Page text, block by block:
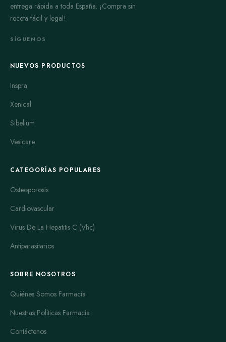
entrega rápida a toda España. ¡Compra sin
receta fácil y legal!
SÍGUENOS
NUEVOS PRODUCTOS
Inspra
Xenical
Sibelium
Vesicare
CATEGORÍAS POPULARES
Osteoporosis
Cardiovascular
Virus De La Hepatitis C (Vhc)
Antiparasitarios
SOBRE NOSOTROS
Quiénes Somos Farmacia
Nuestras Políticas Farmacia
Contáctenos